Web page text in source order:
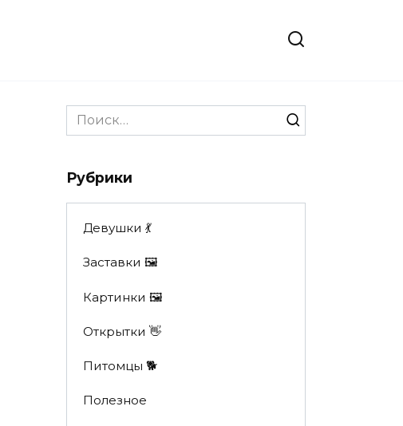
Search
for:
Рубрики
Девушки 💃
Заставки 🖼
Картинки 🖼
Открытки 👋
Питомцы 🐕
Полезное